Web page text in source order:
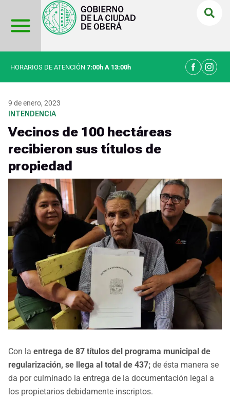
contenido
HORARIOS DE ATENCIÓN 7:00h A 13:00h
9 de enero, 2023
INTENDENCIA
Vecinos de 100 hectáreas
recibieron sus títulos de
propiedad
Con la entrega de 87 títulos del programa municipal de
regularización, se llega al total de 437; de ésta manera se
da por culminado la entrega de la documentación legal a
los propietarios debidamente inscriptos.